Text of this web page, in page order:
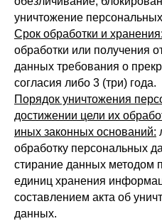
уничтожение
Срок обработки и хранения:
обработки или получения
данных требования о
согласия либо 3 (три) года.
Порядок уничтожения
достижении цели их
иных законных оснований:
обработку персональных
стирание данных методом
единиц хранения
составлением акта об
данных.